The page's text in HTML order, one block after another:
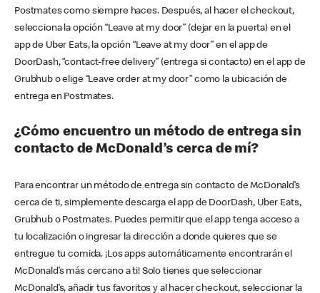
Postmates como siempre haces. Después, al hacer el checkout,
selecciona la opción “Leave at my door” (dejar en la puerta) en el
app de Uber Eats, la opción “Leave at my door” en el app de
DoorDash, “contact-free delivery” (entrega si contacto) en el app de
Grubhub o elige “Leave order at my door” como la ubicación de
entrega en Postmates.
¿Cómo encuentro un método de entrega sin
contacto de McDonald’s cerca de mí?
Para encontrar un método de entrega sin contacto de McDonald’s
cerca de ti, simplemente descarga el app de DoorDash, Uber Eats,
Grubhub o Postmates. Puedes permitir que el app tenga acceso a
tu localización o ingresar la dirección a donde quieres que se
entregue tu comida. ¡Los apps automáticamente encontrarán el
McDonald’s más cercano a ti! Solo tienes que seleccionar
McDonald’s, añadir tus favoritos y al hacer checkout, seleccionar la